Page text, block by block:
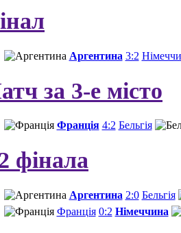
Аргентина 3:2
за 3-е мiсто
Франція 4:2 Бельгія
фінала
Аргентина 2:0 Бельгія
Франція 0:2 Німеччина